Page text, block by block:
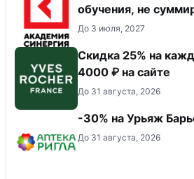
обучения, не
До 3 июля, 2027
Скидка 25% на
4000 ₽ на сайте
До 31 августа, 2026
-30% на Урьяж
До 31 августа, 2026